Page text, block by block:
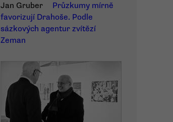
Jan Gruber
Průzkumy mírně
favorizují Drahoše. Podle
sázkových agentur zvítězí
Zeman